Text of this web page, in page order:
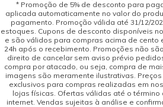
* Promoção de 5% de desconto para
aplicada automaticamente no valor do
pagamento. Promoção válida até 31/12/
estoques. Cupons de desconto disponíveis
e são válidos para compras acima de cento
24h após o recebimento. Promoções não
direito de cancelar sem aviso prévio
compra por atacado, ou seja, compra de
imagens são meramente ilustrativas.
exclusivos para compras realizadas em
lojas físicas. Ofertas válidas até o
internet. Vendas sujeitas à análise e